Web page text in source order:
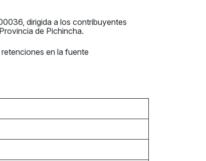
dirigida a los contribuyentes
de Pichincha.
en la fuente